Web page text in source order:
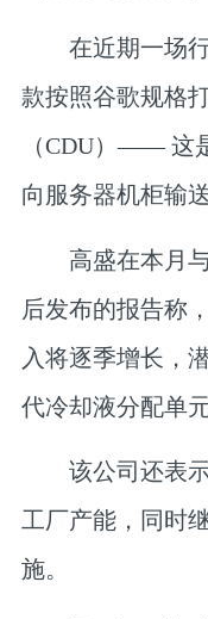
在近期一场行
款按照谷歌规格
（CDU）—— 这
向服务器机柜输
高盛在本月与
后发布的报告称
入将逐季增长，
代冷却液分配单
该公司还表示
工厂产能，同时
施。